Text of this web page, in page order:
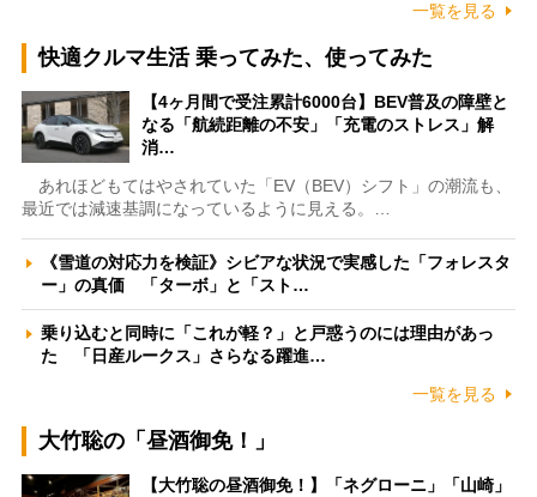
一覧を見る
快適クルマ生活 乗ってみた、使ってみた
【4ヶ月間で受注累計6000台】BEV普及の障壁と
なる「航続距離の不安」「充電のストレス」解
消…
あれほどもてはやされていた「EV（BEV）シフト」の潮流も、
最近では減速基調になっているように見える。…
《雪道の対応力を検証》シビアな状況で実感した「フォレスタ
ー」の真価 「ターボ」と「スト…
乗り込むと同時に「これが軽？」と戸惑うのには理由があっ
た 「日産ルークス」さらなる躍進…
一覧を見る
大竹聡の「昼酒御免！」
【大竹聡の昼酒御免！】「ネグローニ」「山崎」